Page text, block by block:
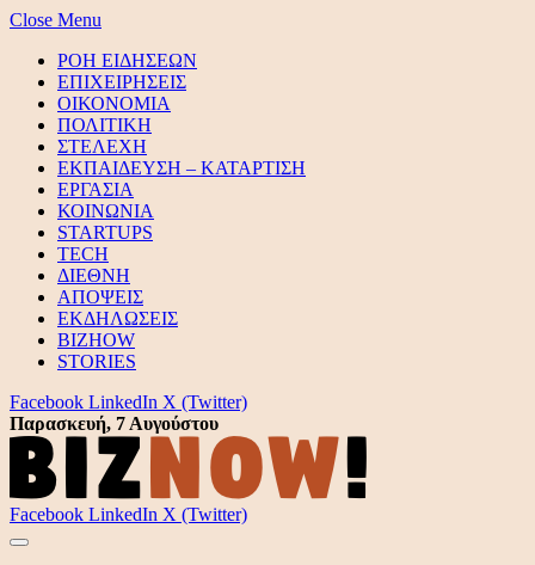
Close Menu
ΡΟΗ ΕΙΔΗΣΕΩΝ
ΕΠΙΧΕΙΡΗΣΕΙΣ
ΟΙΚΟΝΟΜΙΑ
ΠΟΛΙΤΙΚΗ
ΣΤΕΛΕΧΗ
ΕΚΠΑΙΔΕΥΣΗ – ΚΑΤΑΡΤΙΣΗ
ΕΡΓΑΣΙΑ
ΚΟΙΝΩΝΙΑ
STARTUPS
TECH
ΔΙΕΘΝΗ
ΑΠΟΨΕΙΣ
ΕΚΔΗΛΩΣΕΙΣ
BIZHOW
STORIES
Facebook LinkedIn X (Twitter)
Παρασκευή, 7 Αυγούστου
Facebook LinkedIn X (Twitter)